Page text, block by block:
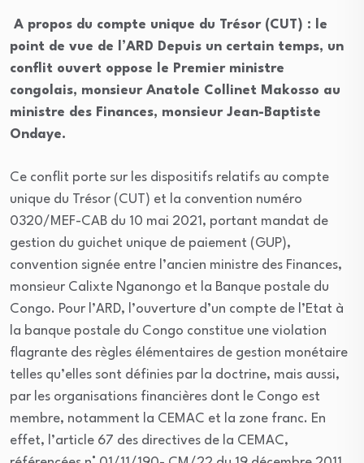
A propos du compte unique du Trésor (CUT) : le
point de vue de l’ARD Depuis un certain temps, un
conflit ouvert oppose le Premier ministre
congolais, monsieur Anatole Collinet Makosso au
ministre des Finances, monsieur Jean-Baptiste
Ondaye.
Ce conflit porte sur les dispositifs relatifs au compte
unique du Trésor (CUT) et la convention numéro
0320/MEF-CAB du 10 mai 2021, portant mandat de
gestion du guichet unique de paiement (GUP),
convention signée entre l’ancien ministre des Finances,
monsieur Calixte Nganongo et la Banque postale du
Congo. Pour l’ARD, l’ouverture d’un compte de l’Etat à
la banque postale du Congo constitue une violation
flagrante des règles élémentaires de gestion monétaire
telles qu’elles sont définies par la doctrine, mais aussi,
par les organisations financières dont le Congo est
membre, notamment la CEMAC et la zone franc. En
effet, l’article 67 des directives de la CEMAC,